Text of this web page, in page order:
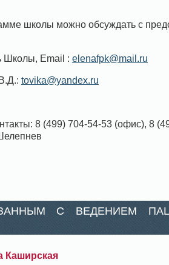
школы можно обсуждать с
Школы, Email : elenafpk@mail.ru
tovika@yandex.ru
8 (499) 704-54-53 (офис), 8
С ВЕДЕНИЕМ
Каширская